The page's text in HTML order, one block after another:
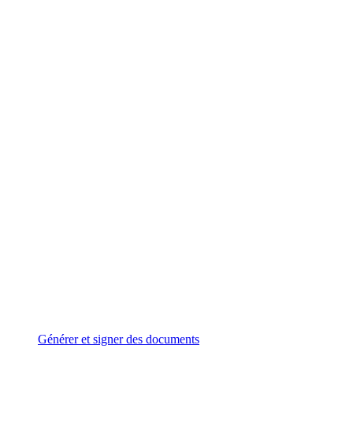
Générer et signer des documents